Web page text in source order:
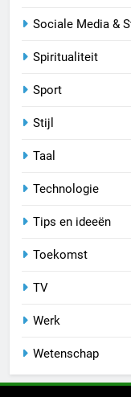
Sociale Media &
Spiritualiteit
Sport
Stijl
Taal
Technologie
Tips en ideeën
Toekomst
TV
Werk
Wetenschap